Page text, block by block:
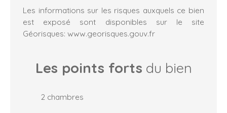
Les informations sur les risques auxquels ce bien
est exposé sont disponibles sur le site
Géorisques: www.georisques.gouv.fr
Les points forts du bien
2 chambres